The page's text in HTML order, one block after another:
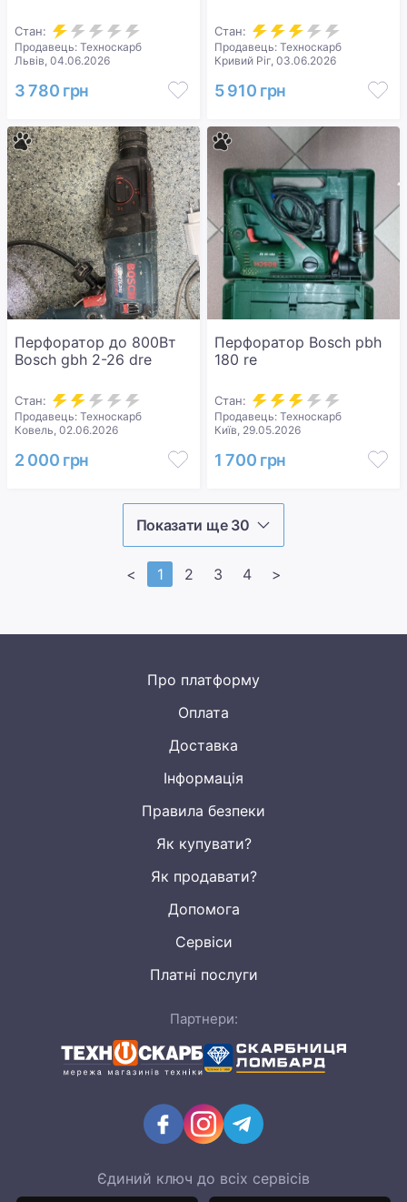
Стан:
Продавець: Техноскарб
Львів, 04.06.2026
3 780 грн
Стан:
Продавець: Техноскарб
Кривий Ріг, 03.06.2026
5 910 грн
Перфоратор до 800Вт
Bosch gbh 2-26 dre
Стан:
Продавець: Техноскарб
Ковель, 02.06.2026
2 000 грн
Перфоратор Bosch pbh
180 re
Стан:
Продавець: Техноскарб
Київ, 29.05.2026
1 700 грн
Показати ще 30
< 1 2 3 4 >
Про платформу
Оплата
Доставка
Інформація
Правила безпеки
Як купувати?
Як продавати?
Допомога
Сервіси
Платні послуги
Партнери:
Єдиний ключ до всіх сервісів